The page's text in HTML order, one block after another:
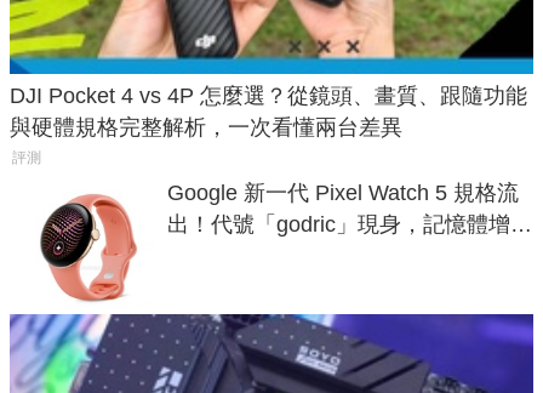
DJI Pocket 4 vs 4P 怎麼選？從鏡頭、畫質、跟隨功能
與硬體規格完整解析，一次看懂兩台差異
評測
Google 新一代 Pixel Watch 5 規格流
出！代號「godric」現身，記憶體增強